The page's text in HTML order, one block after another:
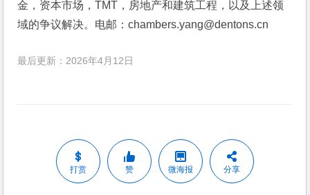
金，资本市场，TMT，房地产和建筑工程，以及上述领
域的争议解决。电邮：chambers.yang@dentons.cn
最后更新：2026年4月12日
打赏 赞 微海报 分享